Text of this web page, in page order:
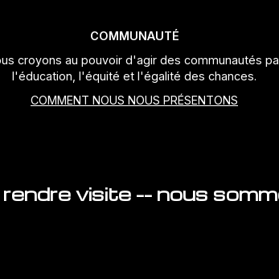
COMMUNAUTÉ
croyons au pouvoir d'agir des communautés
l'éducation, l'équité et l'égalité des chances.
COMMENT NOUS NOUS PRÉSENTONS
visite -- nous